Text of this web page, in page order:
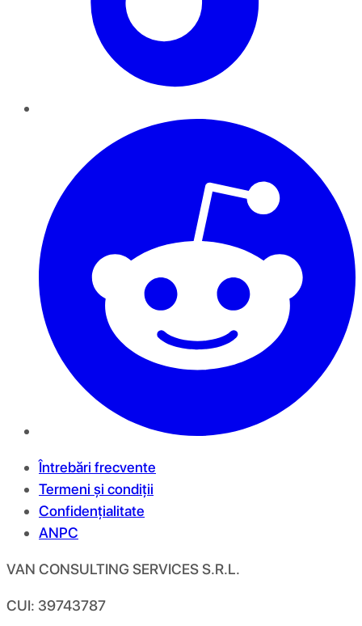
Întrebări frecvente
Termeni și condiții
Confidențialitate
ANPC
VAN CONSULTING SERVICES S.R.L.
CUI: 39743787